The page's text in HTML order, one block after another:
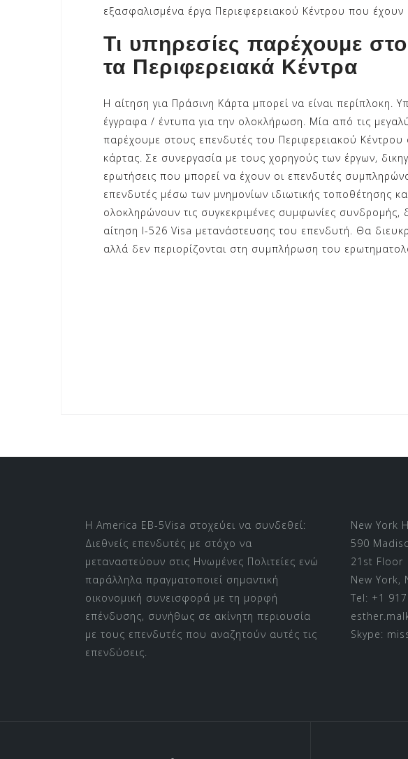
εξασφαλισμένα έργα Περιεφερειακού Κέντρου που έχουν
Τι υπηρεσίες παρέχουμε
τα Περιφερειακά Κέντρα
Η αίτηση για Πράσινη Κάρτα μπορεί να είναι περίπλοκη.
έγγραφα / έντυπα για την ολοκλήρωση. Μία από τις
παρέχουμε στους επενδυτές του Περιφερειακού Κέντρου
κάρτας. Σε συνεργασία με τους χορηγούς των έργων,
ερωτήσεις που μπορεί να έχουν οι επενδυτές
επενδυτές μέσω των μνημονίων ιδιωτικής τοποθέτησης
ολοκληρώνουν τις συγκεκριμένες συμφωνίες
αίτηση I-526 Visa μετανάστευσης του επενδυτή. Θα
αλλά δεν περιορίζονται στη συμπλήρωση του
Η America EB-5Visa στοχεύει να συνδεθεί:
Διεθνείς επενδυτές με στόχο να
μεταναστεύουν στις Ηνωμένες Πολιτείες ενώ
παράλληλα πραγματοποιεί σημαντική
οικονομική συνεισφορά με τη μορφή
επένδυσης, συνήθως σε ακίνητη περιουσία
με τους επενδυτές που αναζητούν αυτές τις
επενδύσεις.
New York
590
21st Floor
New York,
Tel: +1
Skype: